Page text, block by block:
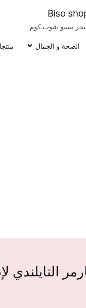
Biso
بيسو شوب.كوم
الصحة و الجمال
التايلندي